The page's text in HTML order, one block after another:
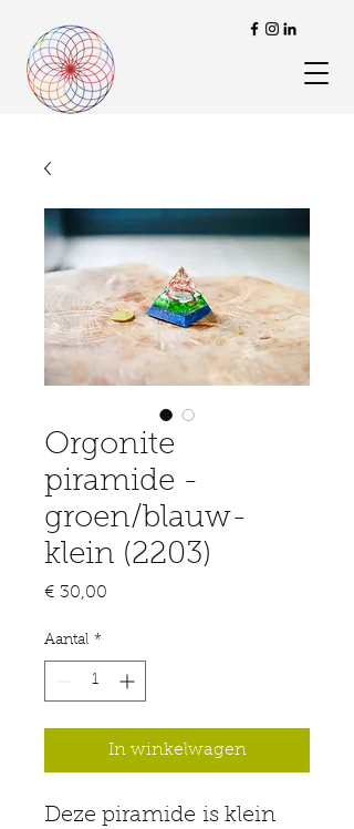
Orgonite
piramide -
groen/blauw-
klein (2203)
€ 30,00
Aantal *
In winkelwagen
Deze piramide is klein